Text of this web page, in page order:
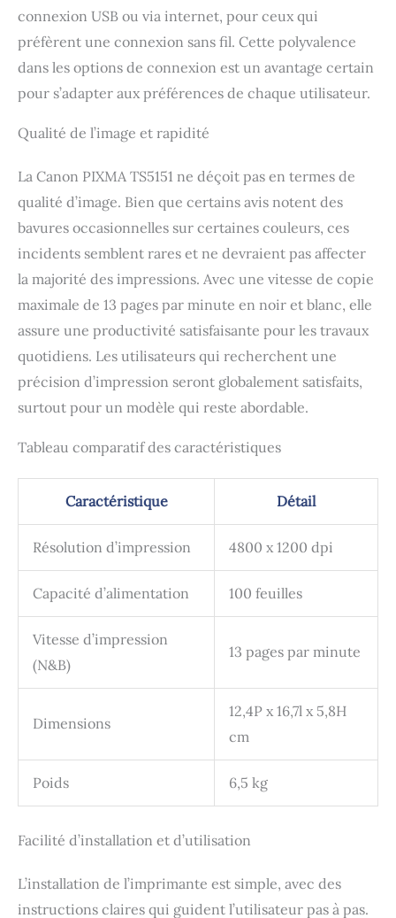
connexion USB ou via internet, pour ceux qui
préfèrent une connexion sans fil. Cette polyvalence
dans les options de connexion est un avantage certain
pour s’adapter aux préférences de chaque utilisateur.
Qualité de l’image et rapidité
La Canon PIXMA TS5151 ne déçoit pas en termes de
qualité d’image. Bien que certains avis notent des
bavures occasionnelles sur certaines couleurs, ces
incidents semblent rares et ne devraient pas affecter
la majorité des impressions. Avec une vitesse de copie
maximale de 13 pages par minute en noir et blanc, elle
assure une productivité satisfaisante pour les travaux
quotidiens. Les utilisateurs qui recherchent une
précision d’impression seront globalement satisfaits,
surtout pour un modèle qui reste abordable.
Tableau comparatif des caractéristiques
Caractéristique Détail
Résolution d’impression 4800 x 1200 dpi
Capacité d’alimentation 100 feuilles
Vitesse d’impression
(N&B)
13 pages par minute
Dimensions
12,4P x 16,7l x 5,8H
cm
Poids 6,5 kg
Facilité d’installation et d’utilisation
L’installation de l’imprimante est simple, avec des
instructions claires qui guident l’utilisateur pas à pas.